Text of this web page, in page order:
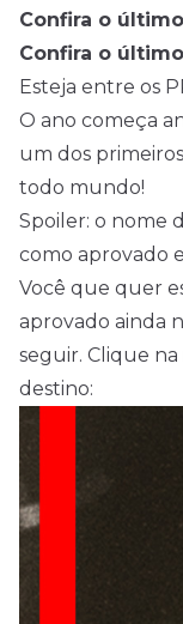
Confira o
Confira o
Esteja entre os
O ano começa
um dos
todo mundo!
Spoiler: o nome
como aprovado
Você que quer
aprovado ainda
seguir. Clique
destino: